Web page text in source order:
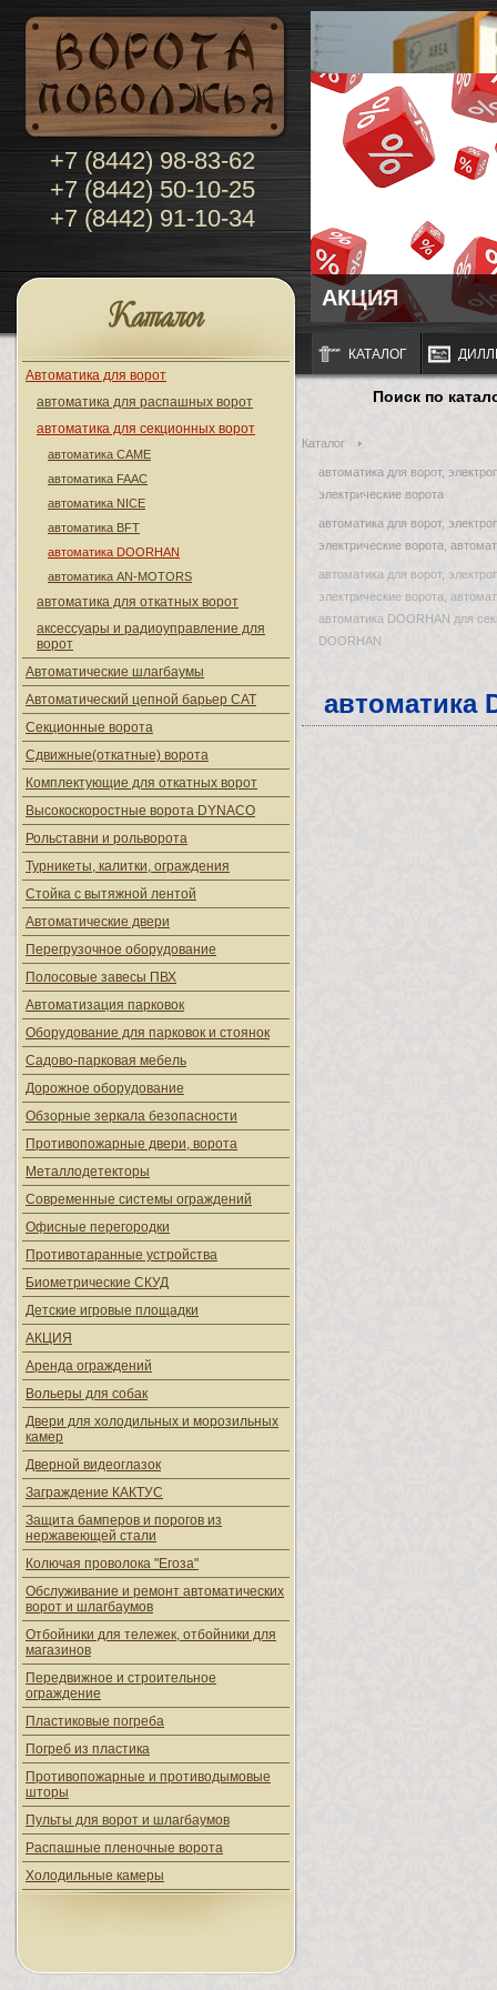
+7 (8442) 98-83-62
+7 (8442) 50-10-25
+7 (8442) 91-10-34
АКЦИЯ
Каталог
Автоматика для ворот
автоматика для распашных ворот
автоматика для секционных ворот
автоматика CAME
автоматика FAAC
автоматика NICE
автоматика BFT
автоматика DOORHAN
автоматика AN-MOTORS
автоматика для откатных ворот
аксессуары и радиоуправление для
ворот
Автоматические шлагбаумы
Автоматический цепной барьер CAT
Секционные ворота
Сдвижные(откатные) ворота
Комплектующие для откатных ворот
Высокоскоростные ворота DYNACO
Рольставни и рольворота
Турникеты, калитки, ограждения
Стойка с вытяжной лентой
Автоматические двери
Перегрузочное оборудование
Полосовые завесы ПВХ
Автоматизация парковок
Оборудование для парковок и стоянок
Садово-парковая мебель
Дорожное оборудование
Обзорные зеркала безопасности
Противопожарные двери, ворота
Металлодетекторы
Современные системы ограждений
Офисные перегородки
Противотаранные устройства
Биометрические СКУД
Детские игровые площадки
АКЦИЯ
Аренда ограждений
Вольеры для собак
Двери для холодильных и морозильных
камер
Дверной видеоглазок
Заграждение КАКТУС
Защита бамперов и порогов из
нержавеющей стали
Колючая проволока "Егоза"
Обслуживание и ремонт автоматических
ворот и шлагбаумов
Отбойники для тележек, отбойники для
магазинов
Передвижное и строительное
ограждение
Пластиковые погреба
Погреб из пластика
Противопожарные и противодымовые
шторы
Пульты для ворот и шлагбаумов
Распашные пленочные ворота
Холодильные камеры
КАТАЛОГ
Поиск по
Каталог
автоматика для ворот,
электрические ворота
автоматика для ворот,
электрические ворота,
автоматика для ворот,
электрические ворота,
автоматика DOORHAN для
DOORHAN
автоматика